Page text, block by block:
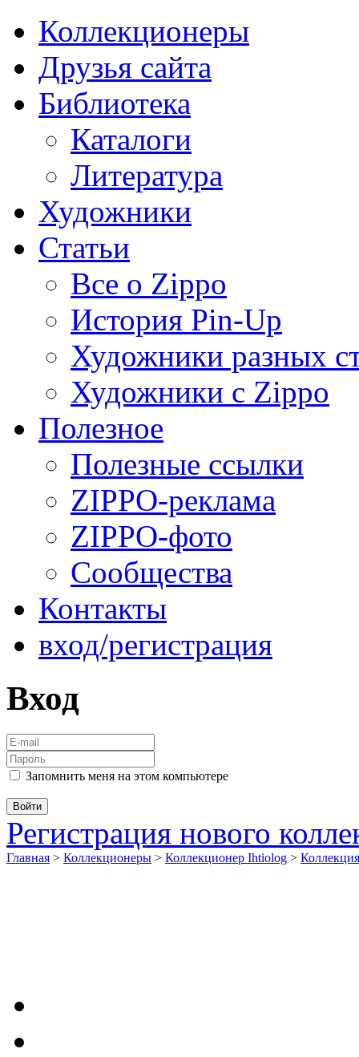
Коллекционеры
Друзья сайта
Библиотека
Каталоги
Литература
Художники
Статьи
Все о Zippo
История Pin-Up
Художники разных
Художники с Zippo
Полезное
Полезные ссылки
ZIPPO-реклама
ZIPPO-фото
Сообщества
Контакты
вход/регистрация
Вход
Запомнить меня на этом компьютере
Регистрация нового
Главная > Коллекционеры > Коллекционер Ihtiolog >